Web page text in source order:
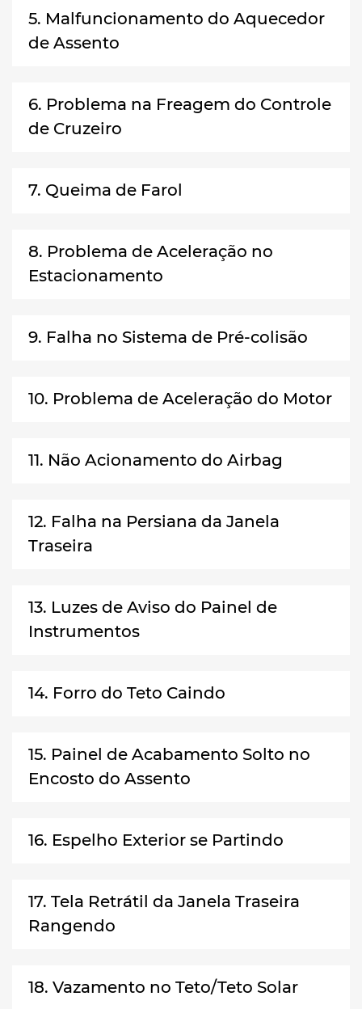
5. Malfuncionamento do Aquecedor
de Assento
6. Problema na Freagem do Controle
de Cruzeiro
7. Queima de Farol
8. Problema de Aceleração no
Estacionamento
9. Falha no Sistema de Pré-colisão
10. Problema de Aceleração do Motor
11. Não Acionamento do Airbag
12. Falha na Persiana da Janela
Traseira
13. Luzes de Aviso do Painel de
Instrumentos
14. Forro do Teto Caindo
15. Painel de Acabamento Solto no
Encosto do Assento
16. Espelho Exterior se Partindo
17. Tela Retrátil da Janela Traseira
Rangendo
18. Vazamento no Teto/Teto Solar